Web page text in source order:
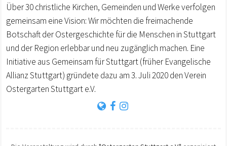
Über 30 christliche Kirchen, Gemeinden und Werke verfolgen
gemeinsam eine Vision: Wir möchten die freimachende
Botschaft der Ostergeschichte für die Menschen in Stuttgart
und der Region erlebbar und neu zugänglich machen. Eine
Initiative aus Gemeinsam für Stuttgart (früher Evangelische
Allianz Stuttgart) gründete dazu am 3. Juli 2020 den Verein
Ostergarten Stuttgart e.V.